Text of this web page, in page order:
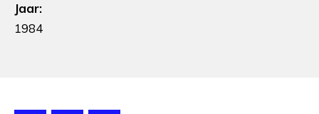
Jaar:
1984